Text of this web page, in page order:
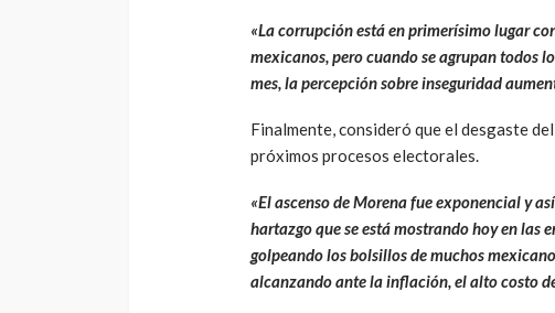
«La corrupción está en primerísimo lugar
mexicanos, pero cuando se agrupan todos
mes, la percepción sobre inseguridad
Finalmente, consideró que el desgaste
próximos procesos electorales.
«El ascenso de Morena fue exponencial y
hartazgo que se está mostrando hoy en las
golpeando los bolsillos de muchos
alcanzando ante la inflación, el alto costo